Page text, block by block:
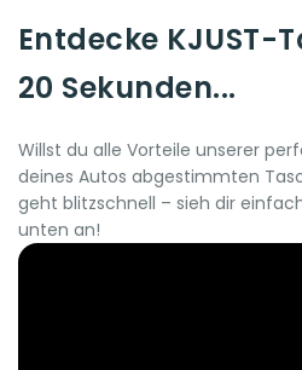
Entdecke KJUST-
20 Sekunden...
Willst du alle Vorteile unserer
deines Autos abgestimmten
geht blitzschnell – sieh dir
unten an!